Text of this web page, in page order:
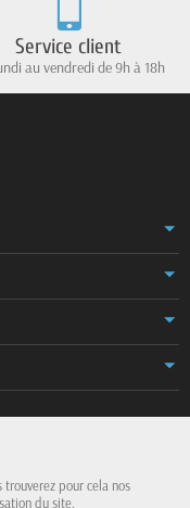
Service client
au vendredi de 9h à 18h
trouverez pour cela nos
du site.